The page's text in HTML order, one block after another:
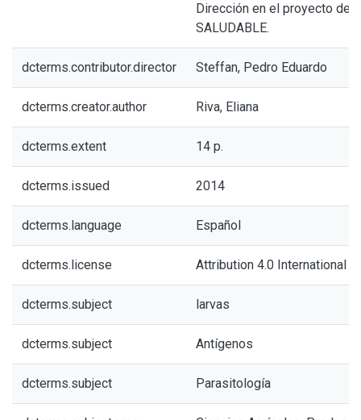
Dirección en el proyecto de
SALUDABLE.
dcterms.contributor.director Steffan, Pedro Eduardo
dcterms.creator.author Riva, Eliana
dcterms.extent 14 p.
dcterms.issued 2014
dcterms.language Español
dcterms.license Attribution 4.0 International
dcterms.subject larvas
dcterms.subject Antígenos
dcterms.subject Parasitología